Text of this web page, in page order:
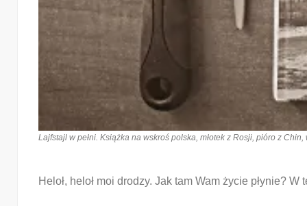
Lajfstajl w pełni. Książka na wskroś polska, młotek z Rosji, pióro z
Heloł, heloł moi drodzy. Jak tam Wam życie płynie?